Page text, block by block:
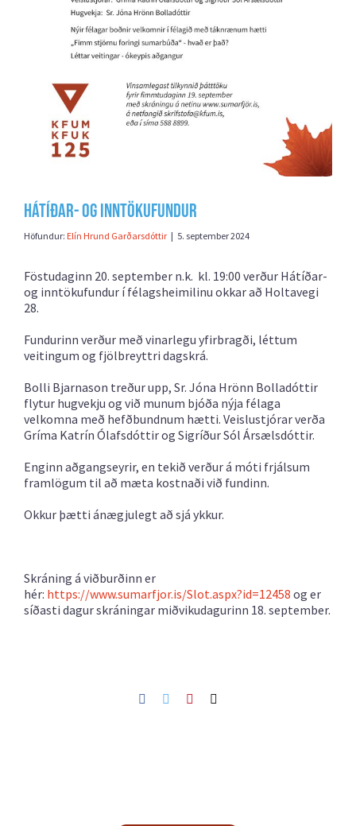
Hátíðar- og inntökufundur
Höfundur: Elín Hrund Garðarsdóttir | 5. september 2024
Föstudaginn 20. september n.k. kl. 19:00 verður Hátíðar-
og inntökufundur í félagsheimilinu okkar að Holtavegi
28.
Fundurinn verður með vinarlegu yfirbragði, léttum
veitingum og fjölbreyttri dagskrá.
Bolli Bjarnason treður upp, Sr. Jóna Hrönn Bolladóttir
flytur hugvekju og við munum bjóða nýja félaga
velkomna með hefðbundnum hætti. Veislustjórar verða
Gríma Katrín Ólafsdóttir og Sigríður Sól Ársælsdóttir.
Enginn aðgangseyrir, en tekið verður á móti frjálsum
framlögum til að mæta kostnaði við fundinn.
Okkur þætti ánægjulegt að sjá ykkur.
Skráning á viðburðinn er
hér: https://www.sumarfjor.is/Slot.aspx?id=12458 og er
síðasti dagur skráningar miðvikudagurinn 18. september.
Facebook
TwitterPinterest